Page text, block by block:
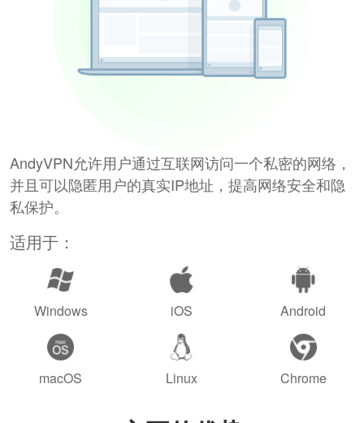
AndyVPN允许用户通过互联网访问一个私密的网络，
并且可以隐匿用户的真实IP地址，提高网络安全和隐
私保护。
适用于：
Windows iOS Android
macOS Linux Chrome